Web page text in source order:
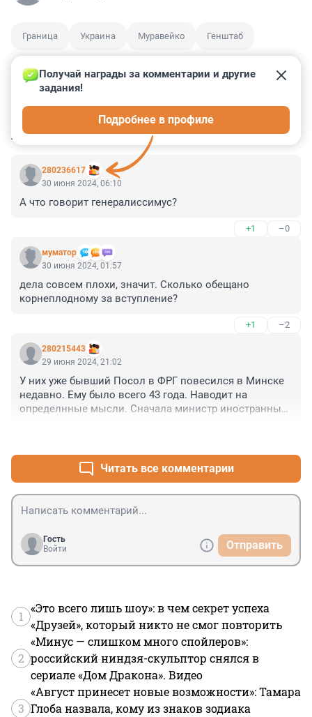
Граница Украина Муравейко Генштаб
КОММЕНТАРИИ 25
280236617
Получай награды за комментарии и другие
задания!
Подробнее в профиле
30 июня 2024, 06:10
А что говорит генералиссимус?
+1 –0
муматор
30 июня 2024, 01:57
дела совсем плохи, значит. Сколько обещано
корнеплодному за вступление?
+1 –2
280215443
29 июня 2024, 21:02
У них уже бывший Посол в ФРГ повесился в Минске
недавно. Ему было всего 43 года. Наводит на
определнные мысли. Сначала министр иностранных
Читать все комментарии
Гость
Войти
Отправить
1
«Это всего лишь шоу»: в чем секрет успеха
«Друзей», который никто не смог повторить
2
«Минус — слишком много спойлеров»:
российский ниндзя-скульптор снялся в
сериале «Дом Дракона». Видео
3
«Август принесет новые возможности»: Тамара
Глоба назвала, кому из знаков зодиака